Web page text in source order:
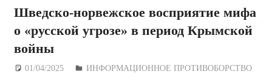
Шведско-норвежское восприятие мифа
о «русской угрозе» в период Крымской
войны
01/04/2025 Дежурный по Редакции
ИНФОРМАЦИОННОЕ ПРОТИВОБОРСТВО